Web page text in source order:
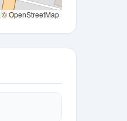
© OpenStreetMap